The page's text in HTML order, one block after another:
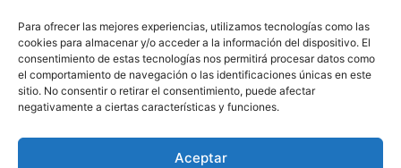
Para ofrecer las mejores experiencias, utilizamos tecnologías como las
cookies para almacenar y/o acceder a la información del dispositivo. El
consentimiento de estas tecnologías nos permitirá procesar datos como
el comportamiento de navegación o las identificaciones únicas en este
sitio. No consentir o retirar el consentimiento, puede afectar
negativamente a ciertas características y funciones.
Aceptar
International Auditorium of Torrevieja
Partida de la Loma s/n Junto al Hospital
Quirónsalud. 03183 Torrevieja, Alicante